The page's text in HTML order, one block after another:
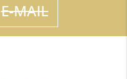
E-MAIL